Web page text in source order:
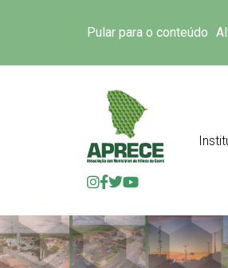
Pular para o conteúdo